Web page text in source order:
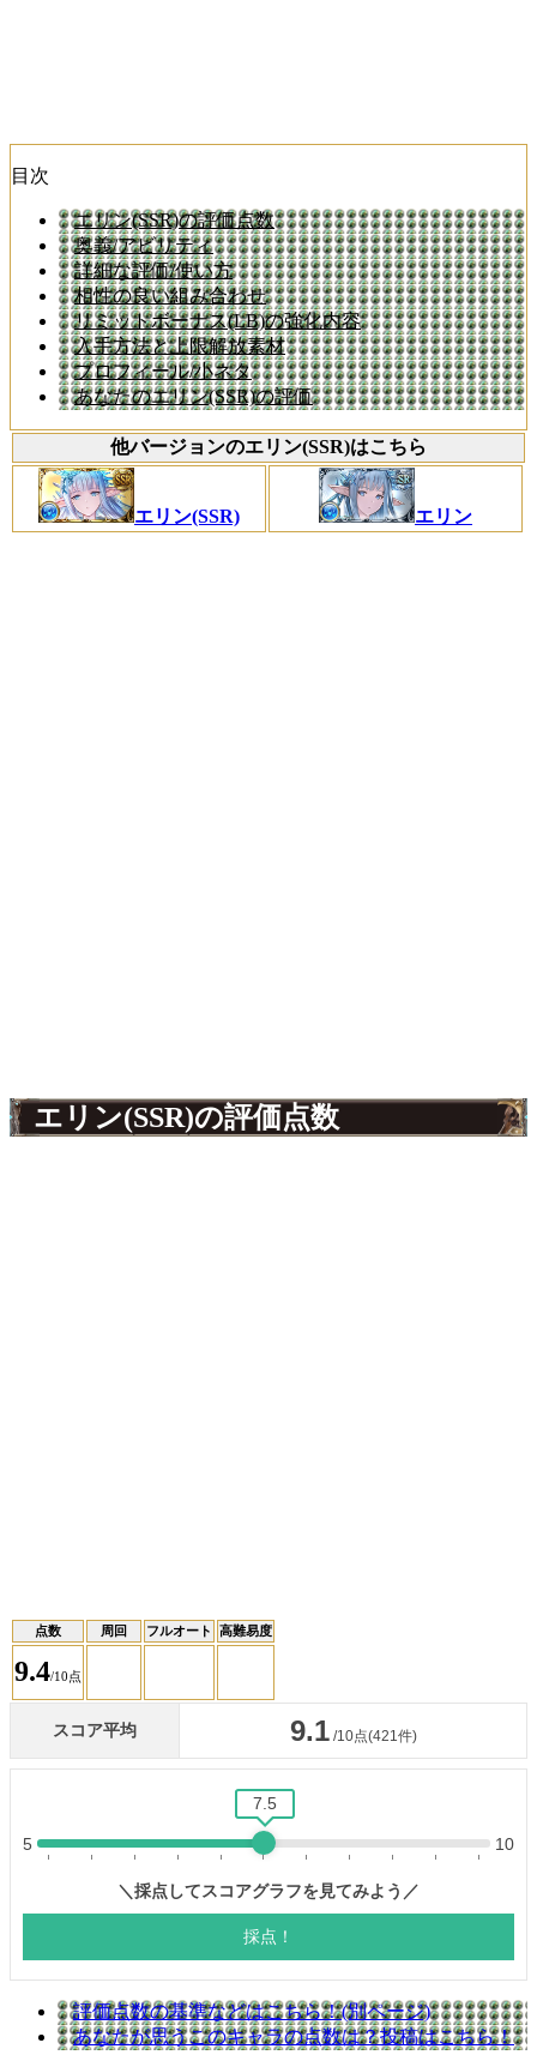
目次
エリン(SSR)の評価点数
奥義/アビリティ
詳細な評価/使い方
相性の良い組み合わせ
リミットボーナス(LB)の強化内容
入手方法と上限解放素材
プロフィール/小ネタ
あなたのエリン(SSR)の評価
他バージョンのエリン(SSR)はこちら
エリン(SSR) エリン
エリン(SSR)の評価点数
点数 周回 フルオート 高難易度
9.4/10点
評価点数の基準などはこちら！(別ページ)
あなたが思うこのキャラの点数は？投稿はこちら！